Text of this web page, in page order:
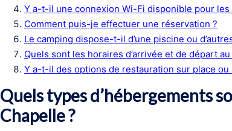
Y a-t-il une connexion Wi-Fi disponible pour les
Comment puis-je effectuer une réservation ?
Le camping dispose-t-il d’une piscine ou
Quels sont les horaires d’arrivée et de départ
Y a-t-il des options de restauration sur place ou
Quels types d’hébergements
Chapelle ?